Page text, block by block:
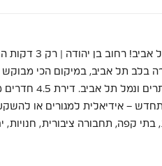
תל אביב, במיקום הכי מבוקש
קפה, תחבורה ציבורית, חנויות,